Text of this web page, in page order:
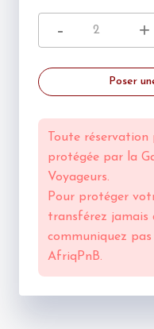
- +
Poser
Toute
protégée par la
Voyageurs.
Pour protéger
transférez jamais
communiquez
AfriqPnB.